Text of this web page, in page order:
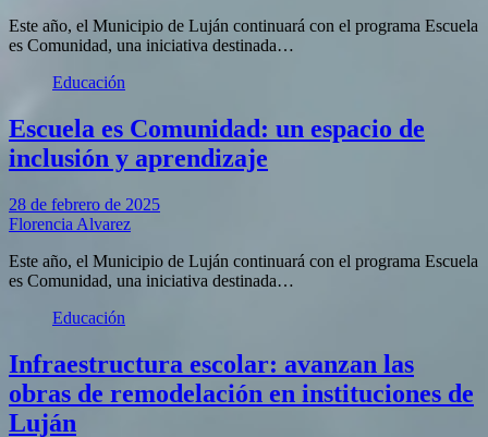
Este año, el Municipio de Luján continuará con el programa Escuela
es Comunidad, una iniciativa destinada…
Educación
Escuela es Comunidad: un espacio de
inclusión y aprendizaje
28 de febrero de 2025
Florencia Alvarez
Este año, el Municipio de Luján continuará con el programa Escuela
es Comunidad, una iniciativa destinada…
Educación
Infraestructura escolar: avanzan las
obras de remodelación en instituciones de
Luján